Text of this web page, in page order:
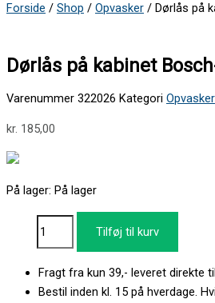
Forside / Shop / Opvasker / Dørlås på
Dørlås på kabinet
Varenummer 322026 Kategori Opvasker
kr. 185,00
På lager: På lager
Tilføj til kurv
Fragt fra kun 39,- leveret direkte
Bestil inden kl. 15 på hverdage.